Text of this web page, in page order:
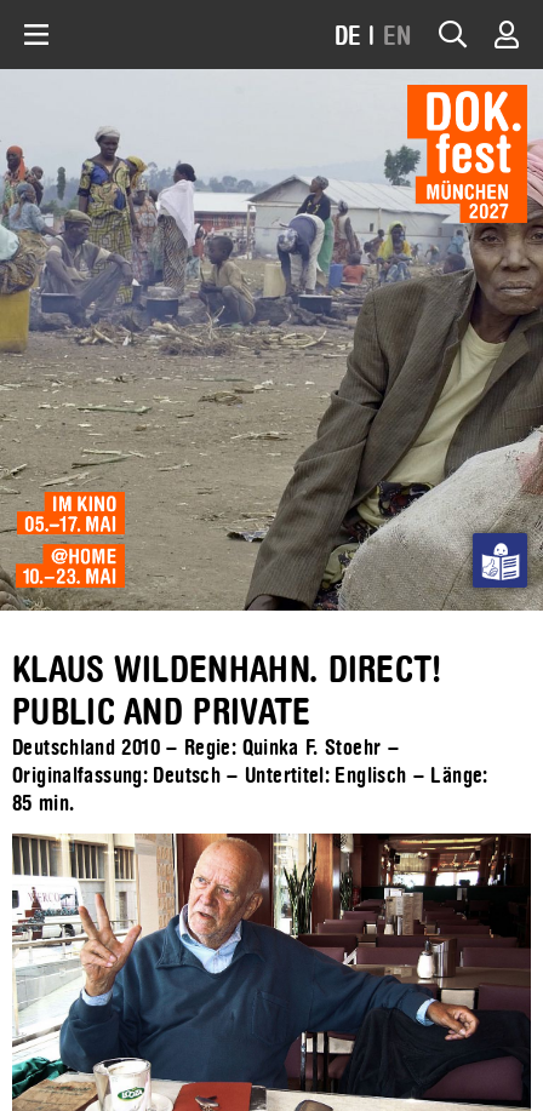
DE | EN
KLAUS WILDENHAHN. DIRECT!
PUBLIC AND PRIVATE
Deutschland 2010 – Regie: Quinka F. Stoehr –
Originalfassung: Deutsch – Untertitel: Englisch – Länge:
85 min.